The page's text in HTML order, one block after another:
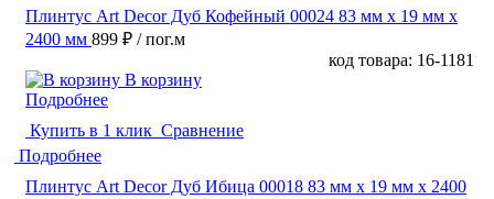
Плинтус Art Decor Дуб Кофейный 00024 83 мм х 19 мм х
2400 мм 899 ₽ / пог.м
код товара: 16-1181
В корзину
Подробнее
Купить в 1 клик Сравнение
Подробнее
Плинтус Art Decor Дуб Ибица 00018 83 мм х 19 мм х 2400